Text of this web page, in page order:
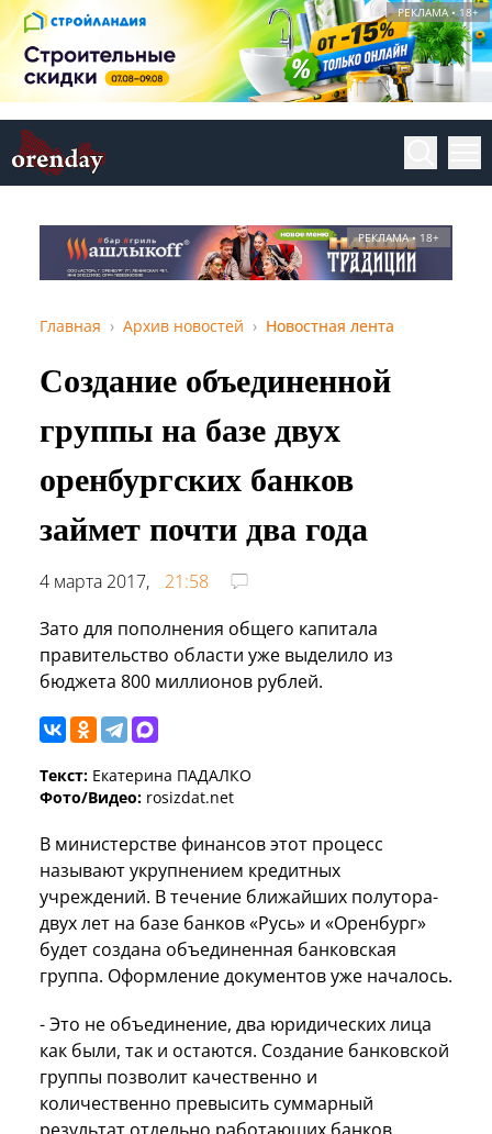
РЕКЛАМА • 18+
РЕКЛАМА • 18+
Главная Архив новостей Новостная лента
Создание объединенной
группы на базе двух
оренбургских банков
займет почти два года
4 марта 2017,
21:58
Зато для пополнения общего капитала
правительство области уже выделило из
бюджета 800 миллионов рублей.
Текст: Екатерина ПАДАЛКО
Фото/Видео: rosizdat.net
В министерстве финансов этот процесс
называют укрупнением кредитных
учреждений. В течение ближайших полутора-
двух лет на базе банков «Русь» и «Оренбург»
будет создана объединенная банковская
группа. Оформление документов уже началось.
- Это не объединение, два юридических лица
как были, так и остаются. Создание банковской
группы позволит качественно и
количественно превысить суммарный